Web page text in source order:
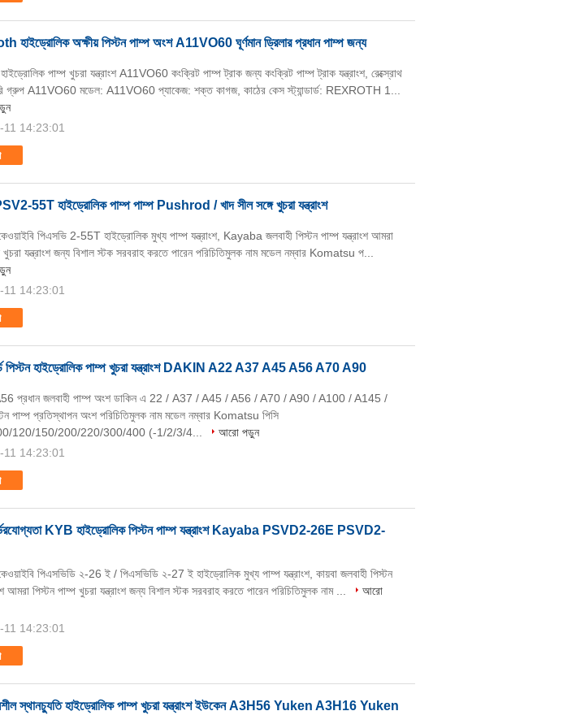
হাইড্রোলিক অক্ষীয় পিস্টন পাম্প অংশ A11VO60 ঘূর্ণমান ড্রিলার প্রধান পাম্প জন্য
পাম্প খুচরা যন্ত্রাংশ A11VO60 কংক্রিট পাম্প ট্রাক জন্য কংক্রিট পাম্প ট্রাক যন্ত্রাংশ, রেক্স্রোথ
গ্রুপ A11VO60 মডেল: A11VO60 প্যাকেজ: শক্ত কাগজ, কাঠের কেস স্ট্যান্ডার্ড: REXROTH 1...
11 14:23:01
55T হাইড্রোলিক পাম্প পাম্প Pushrod / খাদ সীল সঙ্গে খুচরা যন্ত্রাংশ
পিএসভি 2-55T হাইড্রোলিক মুখ্য পাম্প যন্ত্রাংশ, Kayaba জলবাহী পিস্টন পাম্প যন্ত্রাংশ আমরা
খুচরা যন্ত্রাংশ জন্য বিশাল স্টক সরবরাহ করতে পারেন পরিচিতিমুলক নাম মডেল নম্বার Komatsu প...
11 14:23:01
পিস্টন হাইড্রোলিক পাম্প খুচরা যন্ত্রাংশ DAKIN A22 A37 A45 A56 A70 A90
প্রধান জলবাহী পাম্প অংশ ডাকিন এ 22 / A37 / A45 / A56 / A70 / A90 / A100 / A145 /
পাম্প প্রতিস্থাপন অংশ পরিচিতিমুলক নাম মডেল নম্বার Komatsu পিসি
120/150/200/220/300/400 (-1/2/3/4...
আরো পড়ুন
11 14:23:01
KYB হাইড্রোলিক পিস্টন পাম্প যন্ত্রাংশ Kayaba PSVD2-26E PSVD2-
পিএসভিডি ২-26 ই / পিএসভিডি ২-27 ই হাইড্রোলিক মুখ্য পাম্প যন্ত্রাংশ, কায়বা জলবাহী পিস্টন
আমরা পিস্টন পাম্প খুচরা যন্ত্রাংশ জন্য বিশাল স্টক সরবরাহ করতে পারেন পরিচিতিমুলক নাম ...
আরো
11 14:23:01
স্থানচ্যুতি হাইড্রোলিক পাম্প খুচরা যন্ত্রাংশ ইউকেন A3H56 Yuken A3H16 Yuken